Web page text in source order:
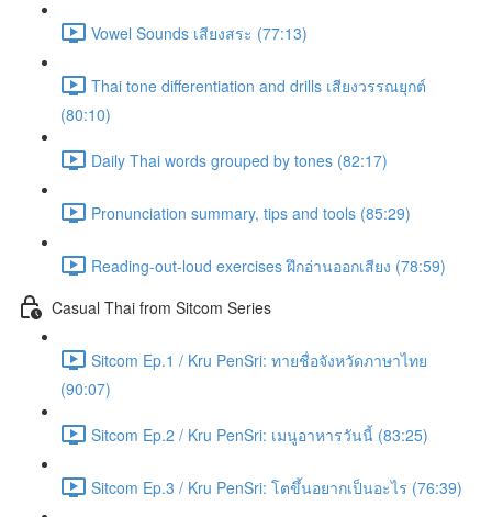
Vowel Sounds เสียงสระ (77:13)
Thai tone differentiation and drills เสียงวรรณยุกต์
(80:10)
Daily Thai words grouped by tones (82:17)
Pronunciation summary, tips and tools (85:29)
Reading-out-loud exercises ฝึกอ่านออกเสียง (78:59)
Casual Thai from Sitcom Series
Sitcom Ep.1 / Kru PenSri: ทายชื่อจังหวัดภาษาไทย
(90:07)
Sitcom Ep.2 / Kru PenSri: เมนูอาหารวันนี้ (83:25)
Sitcom Ep.3 / Kru PenSri: โตขึ้นอยากเป็นอะไร (76:39)